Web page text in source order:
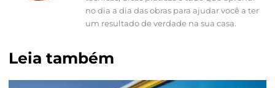
no dia a dia das obras para ajudar você a ter
um resultado de verdade na sua casa.
Leia também